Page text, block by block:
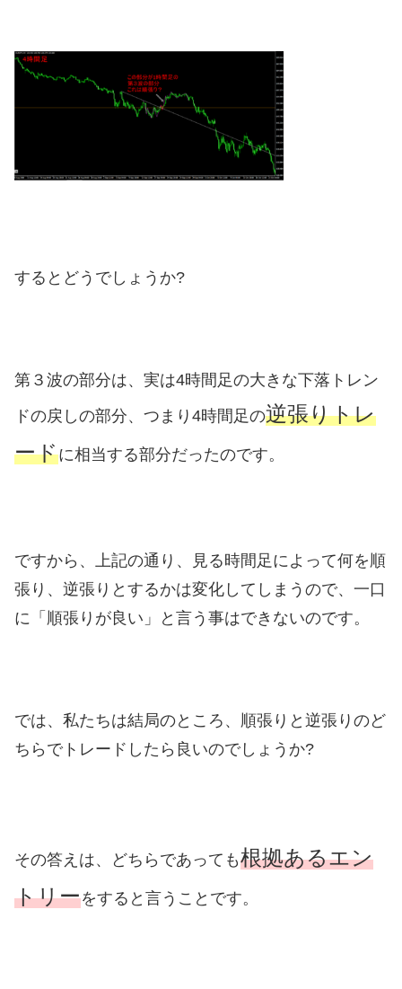
するとどうでしょうか?
第３波の部分は、実は4時間足の大きな下落トレン
ドの戻しの部分、つまり4時間足の逆張りトレ
ードに相当する部分だったのです。
ですから、上記の通り、見る時間足によって何を順
張り、逆張りとするかは変化してしまうので、一口
に「順張りが良い」と言う事はできないのです。
では、私たちは結局のところ、順張りと逆張りのど
ちらでトレードしたら良いのでしょうか?
その答えは、どちらであっても根拠あるエン
トリーをすると言うことです。